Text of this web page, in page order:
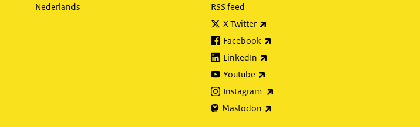
Nederlands
RSS feed
X Twitter
Facebook
LinkedIn
Youtube
Instagram
Mastodon